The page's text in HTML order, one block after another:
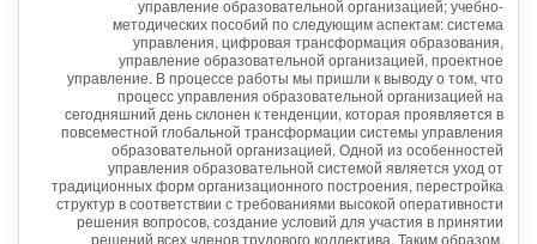
управление образовательной организацией; учебно-
методических пособий по следующим аспектам: система
управления, цифровая трансформация образования,
управление образовательной организацией, проектное
управление. В процессе работы мы пришли к выводу о том, что
процесс управления образовательной организацией на
сегодняшний день склонен к тенденции, которая проявляется в
повсеместной глобальной трансформации системы управления
образовательной организацией. Одной из особенностей
управления образовательной системой является уход от
традиционных форм организационного построения, перестройка
структур в соответствии с требованиями высокой оперативности
решения вопросов, создание условий для участия в принятии
решений всех членов трудового коллектива. Таким образом,